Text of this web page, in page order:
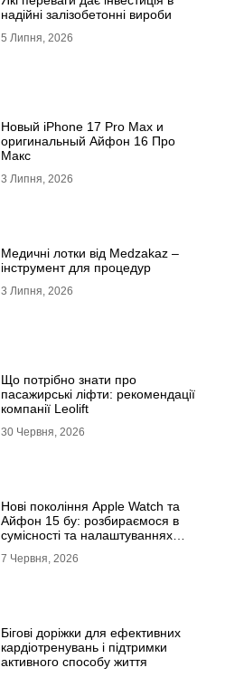
надійні залізобетонні вироби
5 Липня, 2026
Новый iPhone 17 Pro Max и
оригинальный Айфон 16 Про
Макс
3 Липня, 2026
Медичні лотки від Medzakaz –
інструмент для процедур
3 Липня, 2026
Що потрібно знати про
пасажирські ліфти: рекомендації
компанії Leolift
30 Червня, 2026
Нові покоління Apple Watch та
Айфон 15 бу: розбираємося в
сумісності та налаштуваннях
7 Червня, 2026
Бігові доріжки для ефективних
кардіотренувань і підтримки
активного способу життя